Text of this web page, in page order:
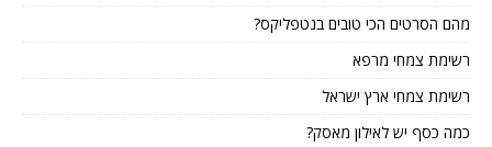
מהם הסרטים הכי טובים בנטפליקס?
רשימת צמחי מרפא
רשימת צמחי ארץ ישראל
כמה כסף יש לאילון מאסק?